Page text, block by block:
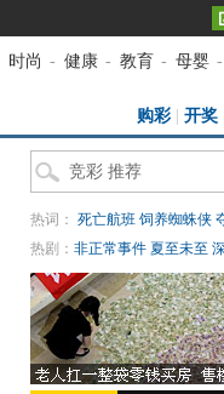
时尚 - 健康 - 教育 - 母婴 -
购彩 开奖
热词： 死亡航班 饲养蜘蛛侠
热剧： 非正常事件 夏至未至